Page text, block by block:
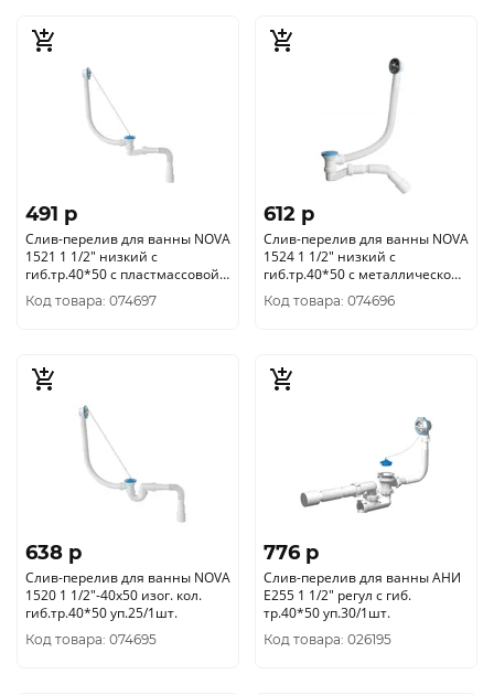
491 p
Слив-перелив для ванны NOVA
1521 1 1/2" низкий с
гиб.тр.40*50 с пластмассовой
цепочкой уп.25/1шт.
Код товара: 074697
612 p
Слив-перелив для ванны NOVA
1524 1 1/2" низкий с
гиб.тр.40*50 с металлической
цепочкой уп.25/1шт.
Код товара: 074696
638 p
Слив-перелив для ванны NOVA
1520 1 1/2"-40х50 изог. кол.
гиб.тр.40*50 уп.25/1шт.
Код товара: 074695
776 p
Слив-перелив для ванны АНИ
Е255 1 1/2" регул с гиб.
тр.40*50 уп.30/1шт.
Код товара: 026195